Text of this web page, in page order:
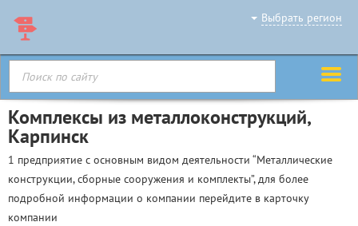
Выбрать регион
Комплексы из металлоконструкций,
Карпинск
1 предприятие с основным видом деятельности “Металлические
конструкции, сборные сооружения и комплекты”, для более
подробной информации о компании перейдите в карточку
компании